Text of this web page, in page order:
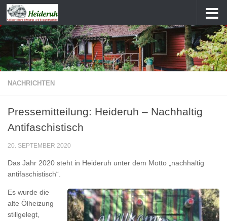
Zum Inhalt springen
NACHRICHTEN
Pressemitteilung: Heideruh – Nachhaltig
Antifaschistisch
20. SEPTEMBER 2020
Das Jahr 2020 steht in Heideruh unter dem Motto „nachhaltig
antifaschistisch“.
Es wurde die
alte Ölheizung
stillgelegt,